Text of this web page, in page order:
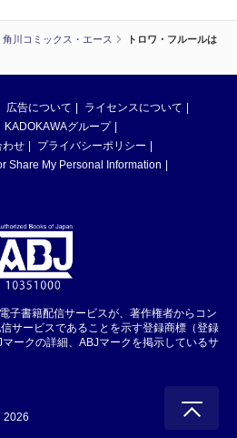
角川コミックス・エース
トロワ・フルールは
広告について
ライセンスについて
KADOKAWAグループ
わせ
プライバシーポリシー
Share My Personal Information
子書籍配信サービスが、著作権者からコン
サービスであることを示す登録商標（登録
ークの詳細、ABJマークを掲示しているサ
2026